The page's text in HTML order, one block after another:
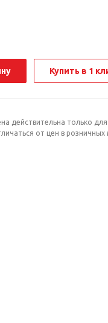
Купить в 1
действительна только
от цен в розничных